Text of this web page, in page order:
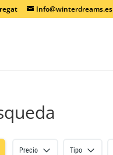
Info@winterdreams.es
Precio Tipo